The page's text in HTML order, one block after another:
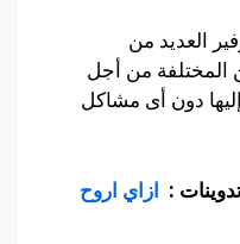
العديد من
المختلفة من أجل
دون أى مشاكل
: ازاي اروح